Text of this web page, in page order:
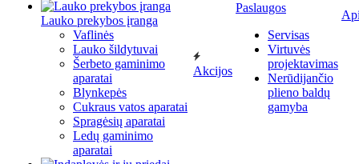
Lauko prekybos įranga
Vaflinės
Lauko šildytuvai
Šerbeto gaminimo
aparatai
Blynkepės
Cukraus vatos aparatai
Spragėsių aparatai
Ledų gaminimo
aparatai
Akcijos
Paslaugos
Servisas
Virtuvės
projektavimas
Nerūdijančio
plieno baldų
gamyba